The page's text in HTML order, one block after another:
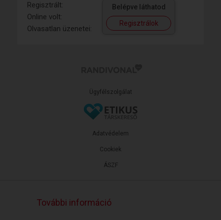
Regisztrált:
Online volt:
Olvasatlan üzenetei:
Belépve láthatod
Regisztrálok
Ügyfélszolgálat
ÁSZF
Adatvédelem
Cookiek
További információ